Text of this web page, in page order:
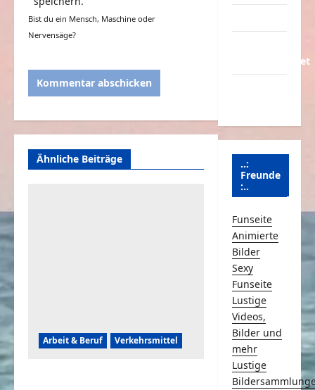
Bist du ein Mensch, Maschine oder
Nervensäge?
Ähnliche Beiträge
Arbeit & Beruf Verkehrsmittel
Schmunzeln.net
..:
Freunde
:..
Funseite
Animierte
Bilder
Sexy
Funseite
Lustige
Videos,
Bilder und
mehr
Lustige